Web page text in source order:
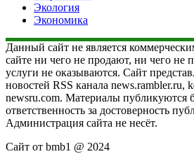
Экология
Экономика
Данный сайт не является
сайте ни чего не продают, ни чего не
услуги не оказываются. Сайт
новостей RSS канала news.rambler.ru,
newsru.com. Материалы публикуются
ответственность за достоверность
Администрация сайта не несёт.
Сайт от bmb1 @ 2024